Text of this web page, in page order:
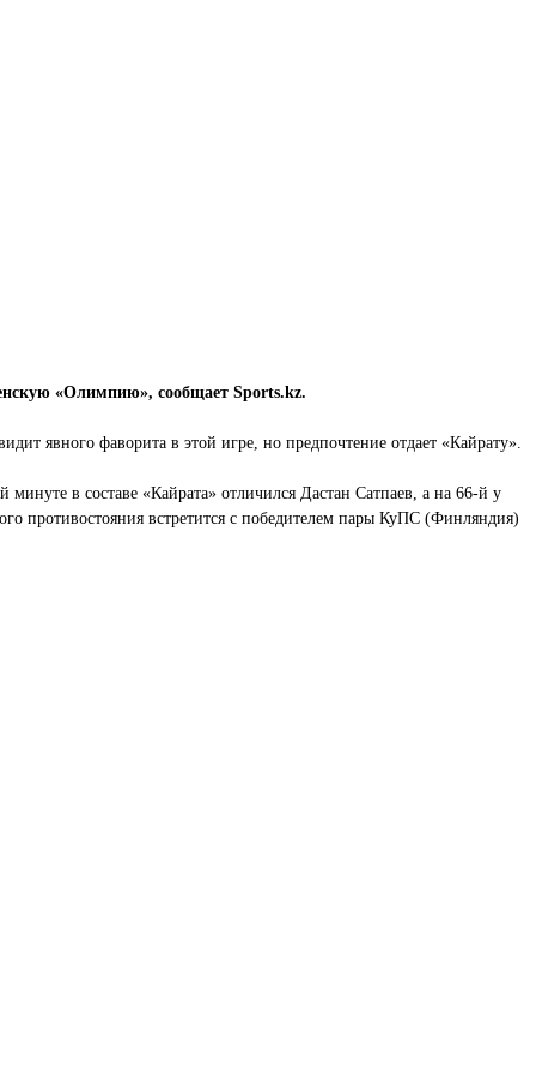
«Олимпию», сообщает Sports.kz.
явного фаворита в этой игре, но предпочтение отдает «Кайрату».
в составе «Кайрата» отличился Дастан Сатпаев, а на 66-й у
противостояния встретится с победителем пары КуПС (Финляндия)